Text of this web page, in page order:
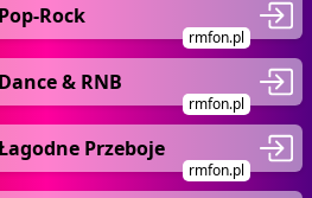
Rock
rmfon.pl
& RNB
rmfon.pl
Przeboje
rmfon.pl